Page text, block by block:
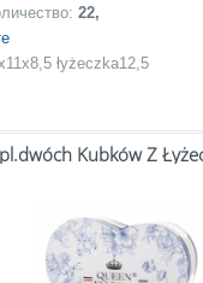
22,
łyżeczka12,5
Kubków Z